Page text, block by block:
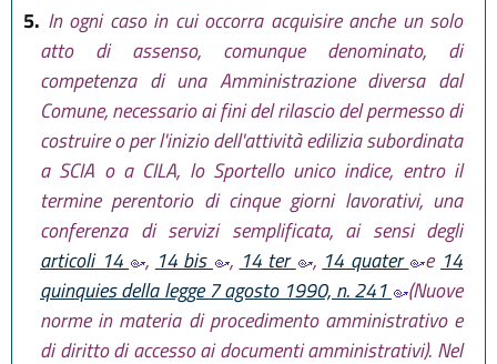
5. In ogni caso in cui occorra acquisire anche un solo
atto di assenso, comunque denominato, di
competenza di una Amministrazione diversa dal
Comune, necessario ai fini del rilascio del permesso di
costruire o per l'inizio dell'attività edilizia subordinata
a SCIA o a CILA, lo Sportello unico indice, entro il
termine perentorio di cinque giorni lavorativi, una
conferenza di servizi semplificata, ai sensi degli
articoli 14
, 14 bis , 14 ter , 14 quater e 14
quinquies della legge 7 agosto 1990, n. 241
(Nuove
norme in materia di procedimento amministrativo e
di diritto di accesso ai documenti amministrativi). Nel